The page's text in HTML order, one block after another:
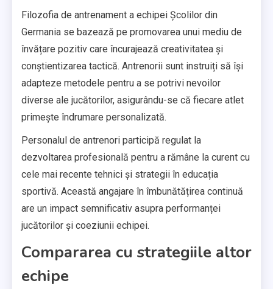
Filozofia de antrenament a echipei Școlilor din
Germania se bazează pe promovarea unui mediu de
învățare pozitiv care încurajează creativitatea și
conștientizarea tactică. Antrenorii sunt instruiți să își
adapteze metodele pentru a se potrivi nevoilor
diverse ale jucătorilor, asigurându-se că fiecare atlet
primește îndrumare personalizată.
Personalul de antrenori participă regulat la
dezvoltarea profesională pentru a rămâne la curent cu
cele mai recente tehnici și strategii în educația
sportivă. Această angajare în îmbunătățirea continuă
are un impact semnificativ asupra performanței
jucătorilor și coeziunii echipei.
Compararea cu strategiile altor
echipe